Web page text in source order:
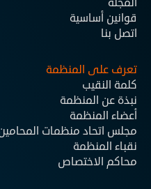
قوانين أساسية
اتصل بنا
تعرف على المنظمة
كلمة النقيب
نبذة عن المنظمة
أعضاء المنظمة
مجلس اتحاد منظمات المحامين
نقباء المنظمة
محاكم الاختصاص